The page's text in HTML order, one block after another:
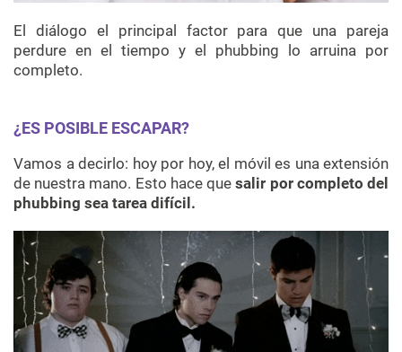
El diálogo el principal factor para que una pareja
perdure en el tiempo y el phubbing lo arruina por
completo.
¿ES POSIBLE ESCAPAR?
Vamos a decirlo: hoy por hoy, el móvil es una extensión
de nuestra mano. Esto hace quesalir por completo del
phubbing sea tarea difícil.